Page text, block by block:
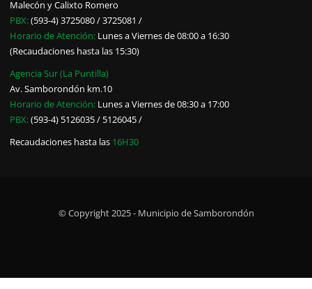
Malecón y Calixto Romero
PBX:(593-4) 3725080 / 3725081 /
Horario de Atención: Lunes a Viernes de 08:00 a 16:30
(Recaudaciones hasta las 15:30)
Agencia Sur (La Puntilla)
Av. Samborondón km.10
Horario de Atención: Lunes a Viernes de 08:30 a 17:00
PBX:(593-4) 5126035 / 5126045 /
Recaudaciones hasta las 16H30
© Copyright 2025 - Municipio de Samborondón